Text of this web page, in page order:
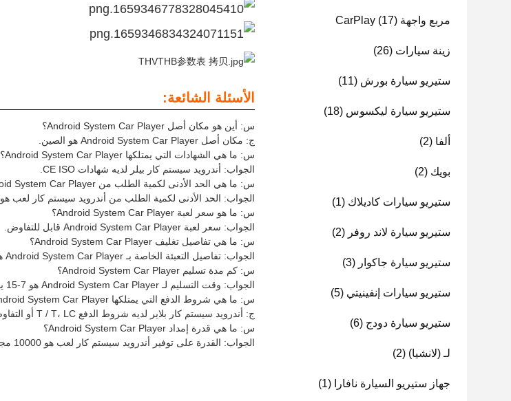
مربع واجهة CarPlay (17)
زينة سيارات (26)
ستيريو سيارة بورش (11)
ستيريو سيارة ليكسوس (18)
ألفا (2)
بويك (2)
ستيريو سيارات كاديلاك (1)
ستيريو سيارة لاند روفر (2)
ستيريو سيارة جاكوار (3)
ستيريو سيارات إنفينيتي (5)
ستيريو سيارة دودج (6)
لـ (لانشيا) (2)
جهاز ستيريو السيارة نافارا (1)
الأسئلة الشائعة:
س: أين هو مكان أصل Android System Car Player؟
ج: مكان أصل Android System Car Player هو الصين.
س: ما هي الشهادات التي يمتلكها Android System Car Player؟
الجواب: أندرويد سيستم كار بيلر لديه شهادات CE ISO.
س: ما هي الحد الأدنى لكمية الطلب من Android System Car Player؟
الجواب: الحد الأدنى لكمية الطلب من أندرويد سيستم كار لعب هو 1 مجموعة.
س: ما هو سعر لعبة Android System Car Player؟
الجواب: سعر لعبة Android System Car Player قابل للتفاوض.
س: ما هي تفاصيل تغليف Android System Car Player؟
الجواب: تفاصيل التعبئة الخاصة بـ Android System Car Player هي CARTON.
س: كم مدة تسليم Android System Car Player؟
الجواب: وقت التسليم لـ Android System Car Player هو 7-15 يوم عمل.
س: ما هي شروط الدفع التي يمتلكها Android System Car Player؟
ج: أندرويد سيستم كار بلاير لديه شروط الدفع T / T، LC أو التفاوض.
س: ما هي قدرة إمداد Android System Car Player؟
الجواب: القدرة على توفير أندرويد سيستم كار لعب هو 10000 مجموعة في الشهر.